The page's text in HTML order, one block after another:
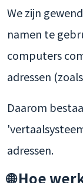
We zijn
namen te
computers
adressen
Daarom
adressen.
🌐 Hoe